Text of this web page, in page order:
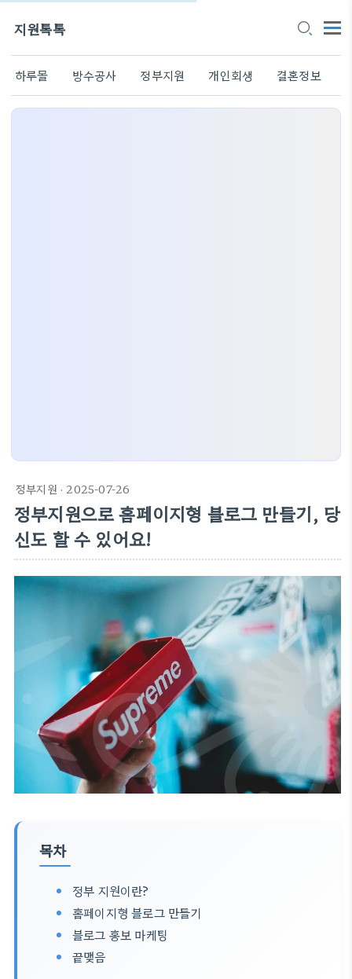
지원톡톡
하루몰 방수공사 정부지원 개인회생 결혼정보
정부지원 · 2025-07-26
정부지원으로 홈페이지형 블로그 만들기, 당
신도 할 수 있어요!
목차
정부 지원이란?
홈페이지형 블로그 만들기
블로그 홍보 마케팅
끝맺음